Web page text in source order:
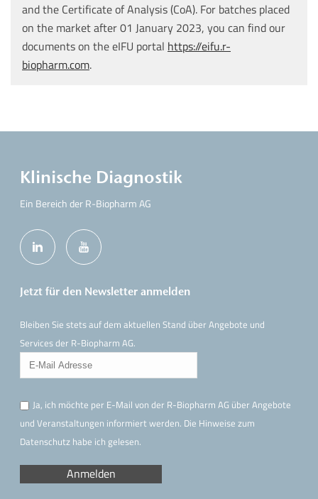
and the Certificate of Analysis (CoA). For batches placed
on the market after 01 January 2023, you can find our
documents on the eIFU portal https://eifu.r-
biopharm.com.
Klinische Diagnostik
Ein Bereich der R-Biopharm AG
Jetzt für den Newsletter anmelden
Bleiben Sie stets auf dem aktuellen Stand über Angebote und
Services der R-Biopharm AG.
Ja, ich möchte per E-Mail von der R-Biopharm AG über Angebote
und Veranstaltungen informiert werden. Die Hinweisezum
Datenschutz habe ich gelesen.